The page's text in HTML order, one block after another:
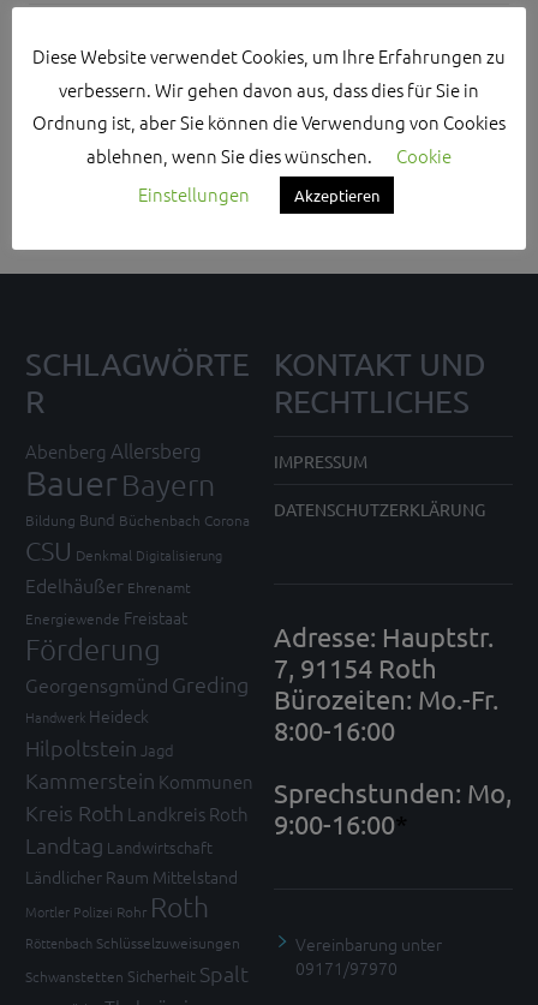
Search Sidebar Widget Area
Please login and add some widgets to this widget area.
SCHLAGWÖRTE
R
Abenberg Allersberg
Bauer Bayern
Bildung Bund Büchenbach Corona
CSU Denkmal Digitalisierung
Edelhäußer Ehrenamt
Energiewende Freistaat
Förderung
Georgensgmünd Greding
Handwerk Heideck
Hilpoltstein Jagd
Kammerstein Kommunen
Kreis Roth Landkreis Roth
Landtag Landwirtschaft
Ländlicher Raum Mittelstand
Mortler Polizei Rohr Roth
Röttenbach Schlüsselzuweisungen
Schwanstetten Sicherheit Spalt
KONTAKT UND
RECHTLICHES
IMPRESSUM
DATENSCHUTZERKLÄRUNG
Adresse: Hauptstr.
7, 91154 Roth
Bürozeiten: Mo.-Fr.
8:00-16:00
Sprechstunden: Mo,
9:00-16:00*
Vereinbarung unter
09171/97970
Diese Website verwendet Cookies, um Ihre Erfahrungen zu
verbessern. Wir gehen davon aus, dass dies für Sie in
Ordnung ist, aber Sie können die Verwendung von Cookies
ablehnen, wenn Sie dies wünschen.
Cookie
Einstellungen
Akzeptieren